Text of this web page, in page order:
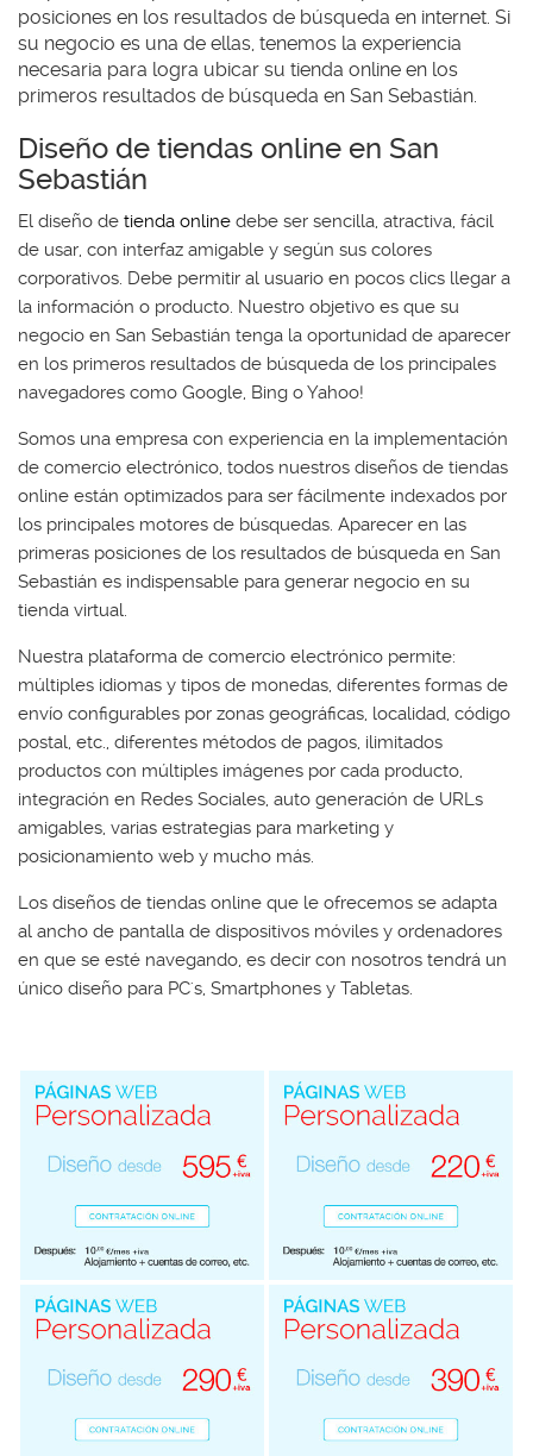
posiciones en los resultados de búsqueda en internet. Si
su negocio es una de ellas, tenemos la experiencia
necesaria para logra ubicar su tienda online en los
primeros resultados de búsqueda en San Sebastián.
Diseño de tiendas online en San
Sebastián
El diseño de tienda online debe ser sencilla, atractiva, fácil
de usar, con interfaz amigable y según sus colores
corporativos. Debe permitir al usuario en pocos clics llegar a
la información o producto. Nuestro objetivo es que su
negocio en San Sebastián tenga la oportunidad de aparecer
en los primeros resultados de búsqueda de los principales
navegadores como Google, Bing o Yahoo!
Somos una empresa con experiencia en la implementación
de comercio electrónico, todos nuestros diseños de tiendas
online están optimizados para ser fácilmente indexados por
los principales motores de búsquedas. Aparecer en las
primeras posiciones de los resultados de búsqueda en San
Sebastián es indispensable para generar negocio en su
tienda virtual.
Nuestra plataforma de comercio electrónico permite:
múltiples idiomas y tipos de monedas, diferentes formas de
envío configurables por zonas geográficas, localidad, código
postal, etc., diferentes métodos de pagos, ilimitados
productos con múltiples imágenes por cada producto,
integración en Redes Sociales, auto generación de URLs
amigables, varias estrategias para marketing y
posicionamiento web y mucho más.
Los diseños de tiendas online que le ofrecemos se adapta
al ancho de pantalla de dispositivos móviles y ordenadores
en que se esté navegando, es decir con nosotros tendrá un
único diseño para PC's, Smartphones y Tabletas.